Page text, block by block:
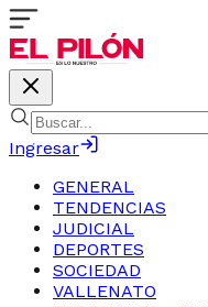
Ingresar
GENERAL
TENDENCIAS
JUDICIAL
DEPORTES
SOCIEDAD
VALLENATO